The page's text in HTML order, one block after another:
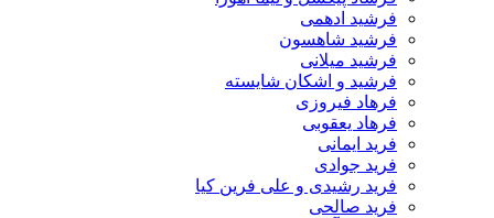
فرشید ادهمی
فرشید شاهسون
فرشید میلانی
فرشید و اشکان شایسته
فرهاد فیروزی
فرهاد یعقوبی
فرید ایمانی
فرید جوادی
فرید رشیدی و علی فرین کیا
فرید صالحی